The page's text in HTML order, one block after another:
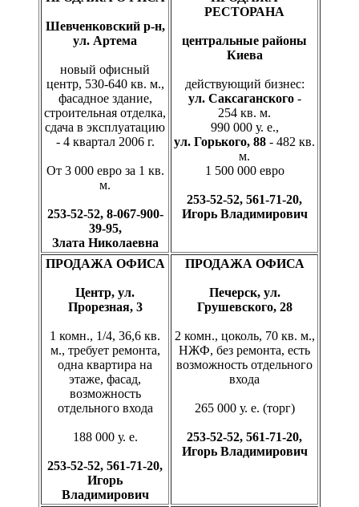
Шевченковский р-н,
ул. Артема
новый офисный
центр, 530-640 кв. м.,
фасадное здание,
строительная отделка,
сдача в эксплуатацию
- 4 квартал 2006 г.
От 3 000 евро за 1 кв.
м.
253-52-52, 8-067-900-
39-95,
Злата Николаевна
РЕСТОРАНА
центральные районы
Киева
действующий бизнес:
ул. Саксаганского-
254 кв. м.
990 000 у. е.,
ул. Горького, 88 - 482 кв.
м.
1 500 000 евро
253-52-52, 561-71-20,
Игорь Владимирович
ПРОДАЖА ОФИСА
Центр, ул.
Прорезная, 3
1 комн., 1/4, 36,6 кв.
м., требует ремонта,
одна квартира на
этаже, фасад,
возможность
отдельного входа
188 000 у. е.
253-52-52, 561-71-20,
Игорь
Владимирович
ПРОДАЖА ОФИСА
Печерск, ул.
Грушевского, 28
2 комн., цоколь, 70 кв. м.,
НЖФ, без ремонта, есть
возможность отдельного
входа
265 000 у. е. (торг)
253-52-52, 561-71-20,
Игорь Владимирович